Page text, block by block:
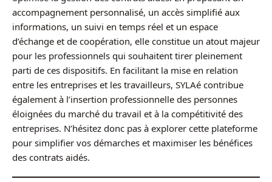
accompagnement personnalisé, un accès simplifié aux
informations, un suivi en temps réel et un espace
d’échange et de coopération, elle constitue un atout majeur
pour les professionnels qui souhaitent tirer pleinement
parti de ces dispositifs. En facilitant la mise en relation
entre les entreprises et les travailleurs, SYLAé contribue
également à l’insertion professionnelle des personnes
éloignées du marché du travail et à la compétitivité des
entreprises. N’hésitez donc pas à explorer cette plateforme
pour simplifier vos démarches et maximiser les bénéfices
des contrats aidés.